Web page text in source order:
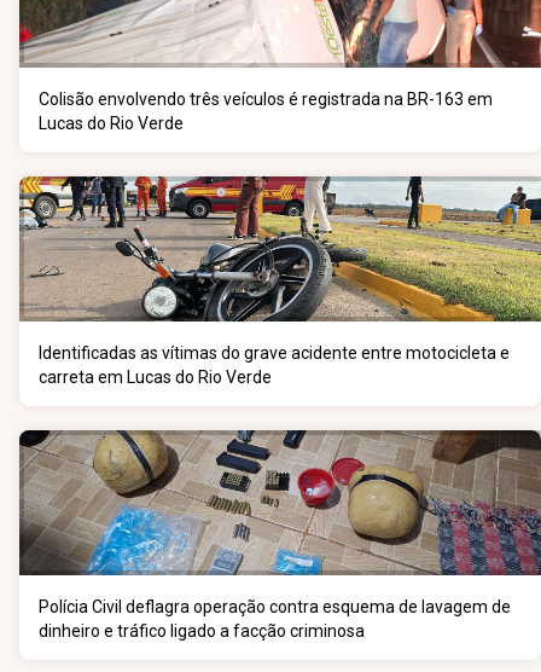
Colisão envolvendo três veículos é registrada na BR-163 em
Lucas do Rio Verde
Identificadas as vítimas do grave acidente entre motocicleta e
carreta em Lucas do Rio Verde
Polícia Civil deflagra operação contra esquema de lavagem de
dinheiro e tráfico ligado a facção criminosa